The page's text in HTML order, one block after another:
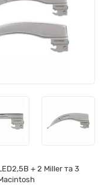
+ 2 Miller та 3